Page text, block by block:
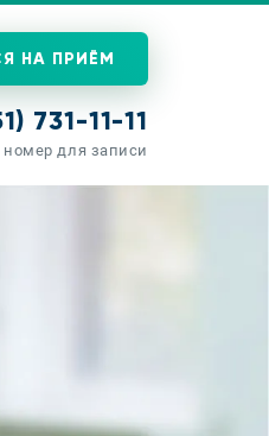
НА ПРИЁМ
731-11-11
для записи